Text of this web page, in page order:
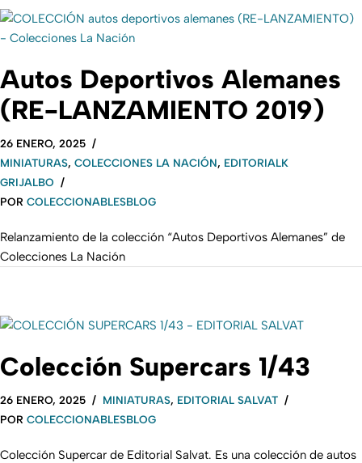
Autos Deportivos Alemanes
(RE-LANZAMIENTO 2019)
26 ENERO, 2025
MINIATURAS, COLECCIONES LA NACIÓN, EDITORIALK
GRIJALBO
POR COLECCIONABLESBLOG
Relanzamiento de la colección “Autos Deportivos Alemanes” de
Colecciones La Nación
Colección Supercars 1/43
26 ENERO, 2025 MINIATURAS, EDITORIAL SALVAT
POR COLECCIONABLESBLOG
Colección Supercar de Editorial Salvat. Es una colección de autos